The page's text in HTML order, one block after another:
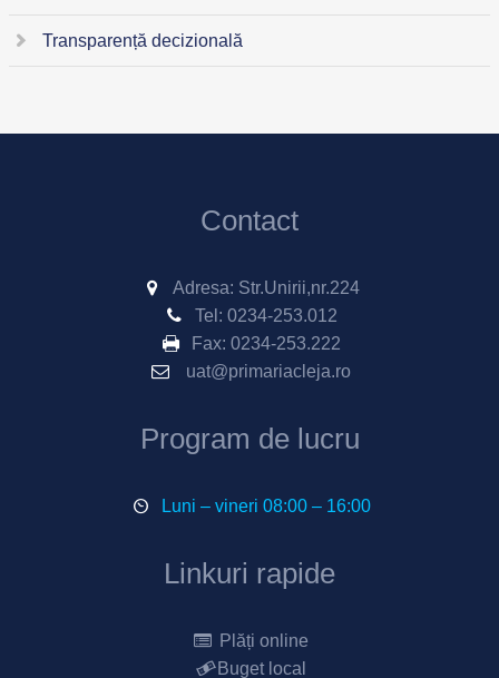
Transparență decizională
Contact
Adresa: Str.Unirii,nr.224
Tel: 0234-253.012
Fax: 0234-253.222
uat@primariacleja.ro
Program de lucru
Luni – vineri 08:00 – 16:00
Linkuri rapide
Plăți online
Buget local